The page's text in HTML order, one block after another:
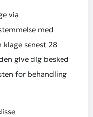
via
med
senest 28
give dig besked
for behandling